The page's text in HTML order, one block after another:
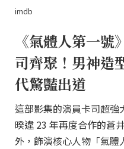
imdb
《氣體人第一
司齊聚！男神造
代驚豔出道
這部影集的演員卡司超
暌違 23 年再度合作的蒼
外，飾演核心人物「氣體